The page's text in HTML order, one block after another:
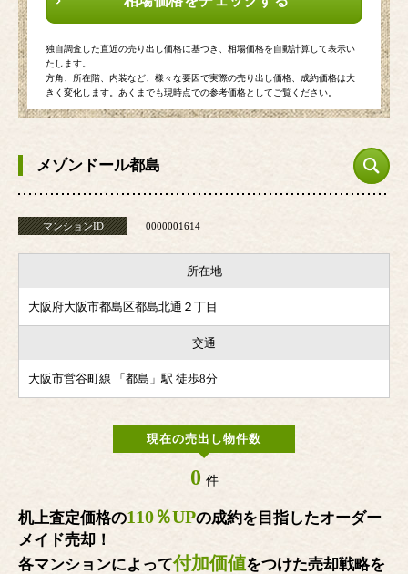
独自調査した直近の売り出し価格に基づき、相場価格を自動計算して表示い
たします。
方角、所在階、内装など、様々な要因で実際の売り出し価格、成約価格は大
きく変化します。あくまでも現時点での参考価格としてご覧ください。
メゾンドール都島
マンションID 0000001614
所在地
大阪府大阪市都島区都島北通２丁目
交通
大阪市営谷町線 「都島」駅 徒歩8分
現在の売出し物件数
0 件
机上査定価格の110％UPの成約を目指したオーダー
メイド売却！
各マンションによって付加価値をつけた売却戦略を